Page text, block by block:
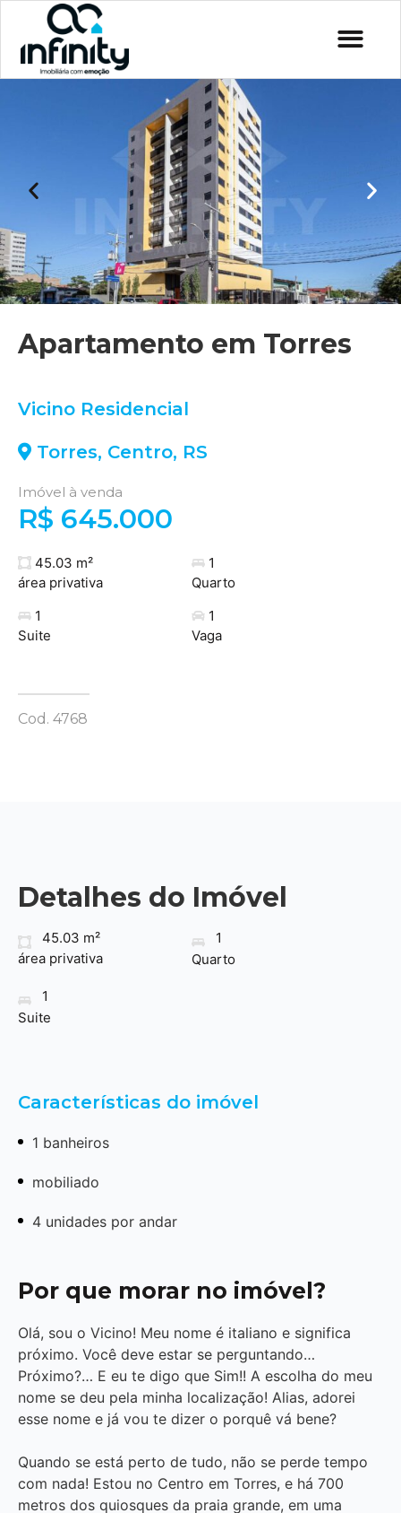
Apartamento em Torres
Vicino Residencial
Torres, Centro, RS
Imóvel à venda
R$ 645.000
45.03 m²
área privativa
1
Quarto
1
Suite
1
Vaga
Cod. 4768
Detalhes do Imóvel
45.03 m²
área privativa
1
Quarto
1
Suite
Características do imóvel
1 banheiros
mobiliado
4 unidades por andar
Por que morar no imóvel?
Olá, sou o Vicino! Meu nome é italiano e significa
próximo. Você deve estar se perguntando…
Próximo?… E eu te digo que Sim!! A escolha do meu
nome se deu pela minha localização! Alias, adorei
esse nome e já vou te dizer o porquê vá bene?
Quando se está perto de tudo, não se perde tempo
com nada! Estou no Centro em Torres, e há 700
metros dos quiosques da praia grande, em uma